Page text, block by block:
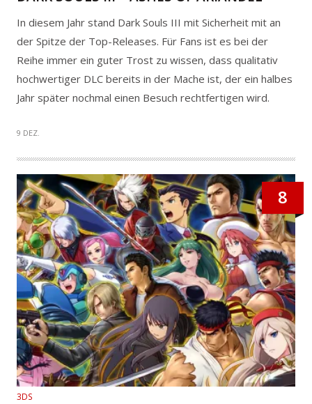
In diesem Jahr stand Dark Souls III mit Sicherheit mit an
der Spitze der Top-Releases. Für Fans ist es bei der
Reihe immer ein guter Trost zu wissen, dass qualitativ
hochwertiger DLC bereits in der Mache ist, der ein halbes
Jahr später nochmal einen Besuch rechtfertigen wird.
9 DEZ.
8
3DS